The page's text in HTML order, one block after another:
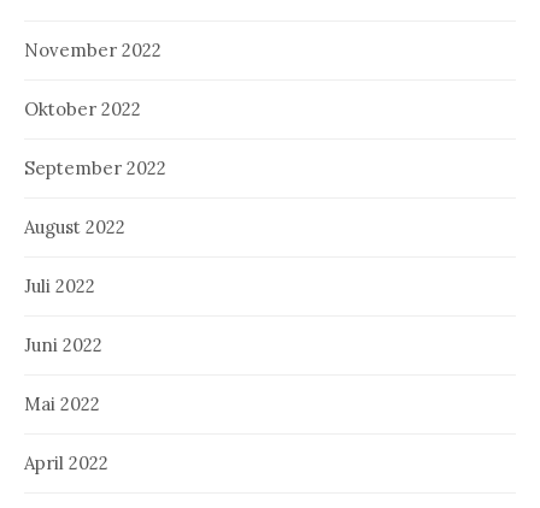
November 2022
Oktober 2022
September 2022
August 2022
Juli 2022
Juni 2022
Mai 2022
April 2022